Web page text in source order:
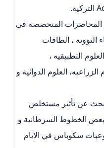
المحاضرات المتخصصة في
النوويه ، الطاقات
التطبيقيه ،
الزراعيه، العلوم الدوائية و
عن تأثير مستخلص
بعض الخطوط السرطانية و
سكوباس في الايام